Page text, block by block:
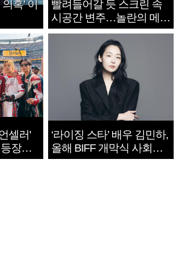
혹’ 이
빨려들어갈 듯 스크린 속
시공간 변주…놀란의 메시
지는 ‘전쟁 속죄’
셀러'
장
‘라이징 스타’ 배우 김민하,
올해 BIFF 개막식 사회자
확정